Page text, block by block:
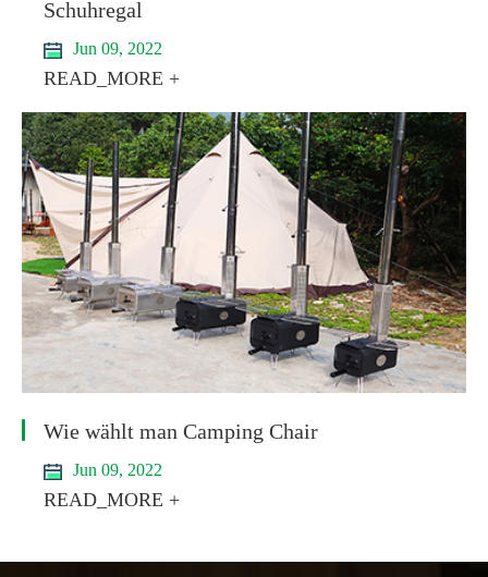
Schuhregal
Jun 09, 2022
READ_MORE +
Wie wählt man Camping Chair
Jun 09, 2022
READ_MORE +